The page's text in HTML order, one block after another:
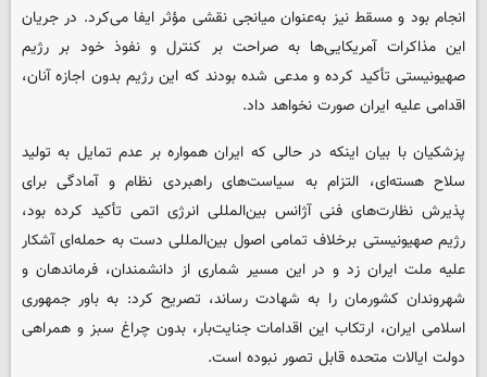
انجام بود و مسقط نیز به‌عنوان میانجی نقشی مؤثر ایفا می‌کرد. در جریان
این مذاکرات آمریکایی‌ها به صراحت بر کنترل و نفوذ خود بر رژیم
صهیونیستی تأکید کرده و مدعی شده بودند که این رژیم بدون اجازه آنان،
اقدامی علیه ایران صورت نخواهد داد.
پزشکیان با بیان اینکه در حالی که ایران همواره بر عدم تمایل به تولید
سلاح هسته‌ای، التزام به سیاست‌های راهبردی نظام و آمادگی برای
پذیرش نظارت‌های فنی آژانس بین‌المللی انرژی اتمی تأکید کرده بود،
رژیم صهیونیستی برخلاف تمامی اصول بین‌المللی دست به حمله‌ای آشکار
علیه ملت ایران زد و در این مسیر شماری از دانشمندان، فرماندهان و
شهروندان کشورمان را به شهادت رساند، تصریح کرد: به باور جمهوری
اسلامی ایران، ارتکاب این اقدامات جنایت‌بار، بدون چراغ سبز و همراهی
دولت ایالات متحده قابل تصور نبوده است.